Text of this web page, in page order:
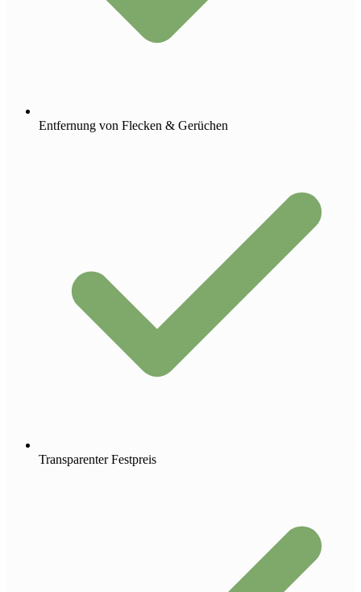
Entfernung von Flecken & Gerüchen
Transparenter Festpreis